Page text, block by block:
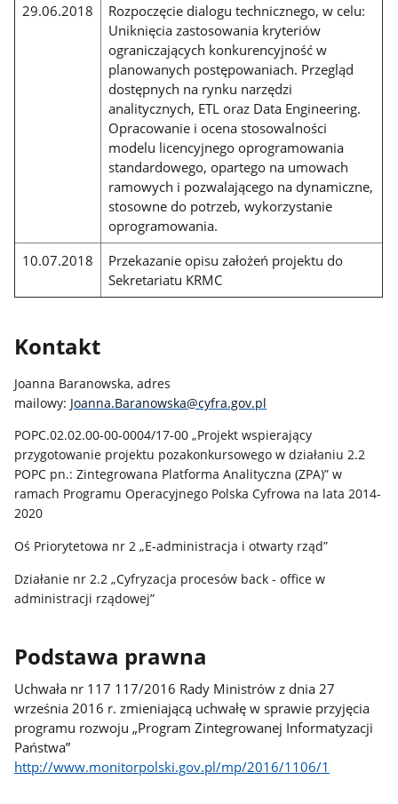
29.06.2018
Rozpoczęcie dialogu technicznego, w celu:
Uniknięcia zastosowania kryteriów
ograniczających konkurencyjność w
planowanych postępowaniach. Przegląd
dostępnych na rynku narzędzi
analitycznych, ETL oraz Data Engineering.
Opracowanie i ocena stosowalności
modelu licencyjnego oprogramowania
standardowego, opartego na umowach
ramowych i pozwalającego na dynamiczne,
stosowne do potrzeb, wykorzystanie
oprogramowania.
10.07.2018
Przekazanie opisu założeń projektu do
Sekretariatu KRMC
Kontakt
Joanna Baranowska, adres
mailowy: Joanna.Baranowska@cyfra.gov.pl
POPC.02.02.00-00-0004/17-00 „Projekt wspierający
przygotowanie projektu pozakonkursowego w działaniu 2.2
POPC pn.: Zintegrowana Platforma Analityczna (ZPA)” w
ramach Programu Operacyjnego Polska Cyfrowa na lata 2014-
2020
Oś Priorytetowa nr 2 „E-administracja i otwarty rząd”
Działanie nr 2.2 „Cyfryzacja procesów back - office w
administracji rządowej”
Podstawa prawna
Uchwała nr 117 117/2016 Rady Ministrów z dnia 27
września 2016 r. zmieniającą uchwałę w sprawie przyjęcia
programu rozwoju „Program Zintegrowanej Informatyzacji
Państwa”
http://www.monitorpolski.gov.pl/mp/2016/1106/1